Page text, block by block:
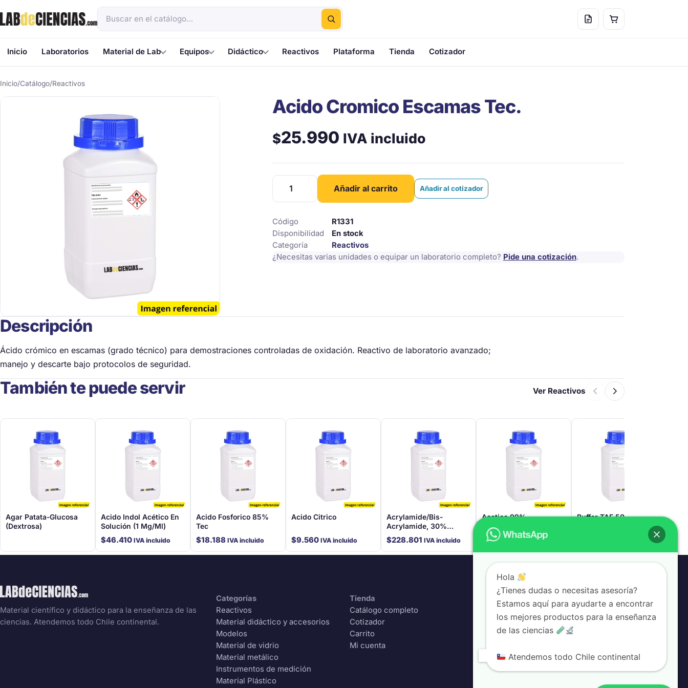
Inicio Laboratorios Material de Lab Equipos Didáctico Reactivos Plataforma Tienda Cotizador
Inicio/Catálogo/Reactivos
Acido Cromico Escamas Tec.
$25.990 IVA incluido
Acido
Cromico
Tec.
cantidad
Añadir al carrito Añadir al cotizador
Código
R1331
Disponibilidad
En stock
Categoría
Reactivos
¿Necesitas varias unidades o equipar un laboratorio completo? Pide una cotización.
Descripción
Ácido crómico en escamas (grado técnico) para demostraciones controladas de oxidación. Reactivo de laboratorio avanzado;
manejo y descarte bajo protocolos de seguridad.
También te puede servir Ver Reactivos
Agar Patata-Glucosa
(Dextrosa)
Acido Indol Acético En
Solución (1 Mg/Ml)
$46.410 IVA incluido
Acido Fosforico 85%
Tec
$18.188 IVA incluido
Acido Citrico
$9.560 IVA incluido
Acrylamide/Bis-
Acrylamide, 30%
Solution (100 Ml)
$228.801 IVA incluido
Acetico 99%
$12.722 IVA incluido
Buffer TAE 50X 1 Litro
Material científico y didáctico para la enseñanza de las
ciencias. Atendemos todo Chile continental.
Categorías
Reactivos
Material didáctico y accesorios
Modelos
Material de vidrio
Material metálico
Instrumentos de medición
Material Plástico
Tienda
Catálogo completo
Cotizador
Carrito
Mi cuenta
Información
Términos y condiciones
Devoluciones
bio-class.com
Hola
¿Tienes dudas o necesitas asesoría?
Estamos aquí para ayudarte a encontrar
los mejores productos para la enseñanza
de las ciencias
Atendemos todo Chile continental